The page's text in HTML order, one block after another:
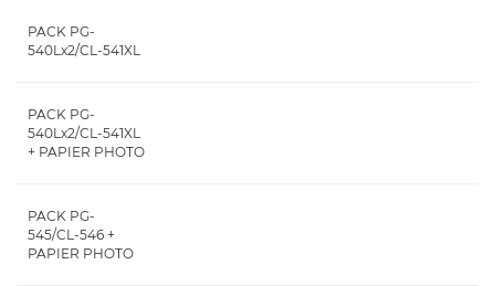
PACK PG-
540Lx2/CL-541XL
PACK PG-
540Lx2/CL-541XL
+ PAPIER PHOTO
PACK PG-
545/CL-546 +
PAPIER PHOTO